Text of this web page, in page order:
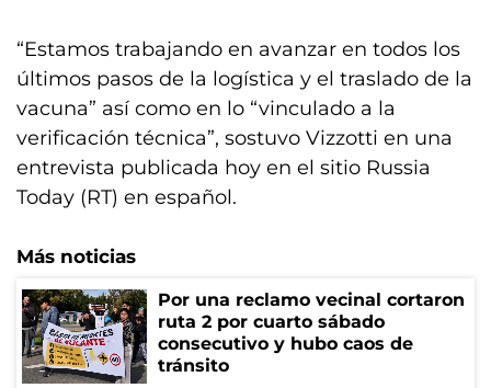
“Estamos trabajando en avanzar en todos los
últimos pasos de la logística y el traslado de la
vacuna” así como en lo “vinculado a la
verificación técnica”, sostuvo Vizzotti en una
entrevista publicada hoy en el sitio Russia
Today (RT) en español.
Más noticias
Por una reclamo vecinal cortaron
ruta 2 por cuarto sábado
consecutivo y hubo caos de
tránsito